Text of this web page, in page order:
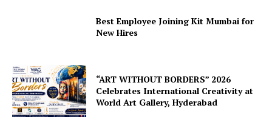
Best Employee Joining Kit Mumbai for
New Hires
“ART WITHOUT BORDERS” 2026
Celebrates International Creativity at
World Art Gallery, Hyderabad